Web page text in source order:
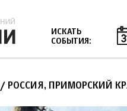
ИСКАТЬ
СОБЫТИЯ:
/ РОССИЯ, ПРИМОРСКИЙ